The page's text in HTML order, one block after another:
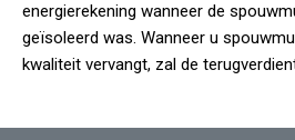
energierekening wanneer de
geïsoleerd was. Wanneer u
kwaliteit vervangt, zal de